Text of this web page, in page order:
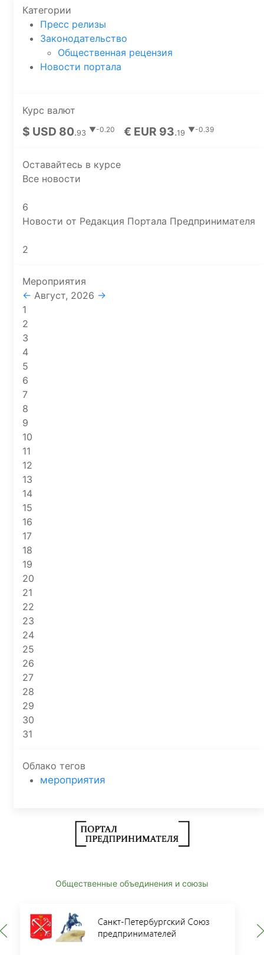
Категории
Пресс релизы
Законодательство
Общественная рецензия
Новости портала
Курс валют
$ USD 80.93 ▼-0.20 € EUR 93.19 ▼-0.39
Оставайтесь в курсе
Все новости
6
Новости от Редакция Портала Предпринимателя
2
Мероприятия
← Август, 2026 →
1
2
3
4
5
6
7
8
9
10
11
12
13
14
15
16
17
18
19
20
21
22
23
24
25
26
27
28
29
30
31
Облако тегов
мероприятия
Общественные объединения и союзы